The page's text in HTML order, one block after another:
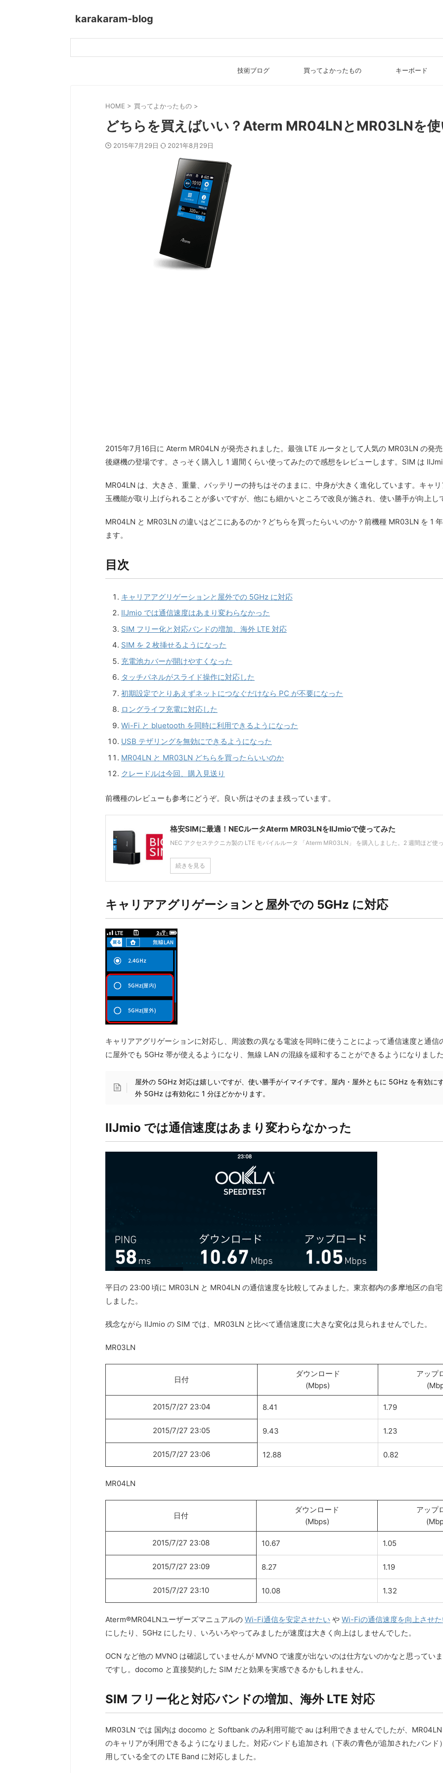
karakaram-blog
技術ブログ 買ってよかったもの キーボード
HOME > 買ってよかったもの >
どちらを買えばいい？Aterm MR04LNとMR03LNを
2015年7月29日 2021年8月29日
2015年7月16日に Aterm MR04LN が発売されました。最強 LTE ルータとして人気の MR03LN の発
後継機の登場です。さっそく購入し 1 週間くらい使ってみたので感想をレビューします。SIM は
MR04LN は、大きさ、重量、バッテリーの持ちはそのままに、中身が大きく進化しています。キャ
玉機能が取り上げられることが多いですが、他にも細かいところで改良が施され、使い勝手が向上し
MR04LN と MR03LN の違いはどこにあるのか？どちらを買ったらいいのか？前機種 MR03LN を 1
ます。
目次
キャリアアグリゲーションと屋外での 5GHz に対応
IIJmio では通信速度はあまり変わらなかった
SIM フリー化と対応バンドの増加、海外 LTE 対応
SIM を 2 枚挿せるようになった
充電池カバーが開けやすくなった
タッチパネルがスライド操作に対応した
初期設定でとりあえずネットにつなぐだけなら PC が不要になった
ロングライフ充電に対応した
Wi-Fi と bluetooth を同時に利用できるようになった
USB テザリングを無効にできるようになった
MR04LN と MR03LN どちらを買ったらいいのか
クレードルは今回、購入見送り
前機種のレビューも参考にどうぞ。良い所はそのまま残っています。
格安SIMに最適！NECルータAterm MR03LNをIIJmioで使ってみた
NEC アクセステクニカ製の LTE モバイルルータ 「Aterm MR03LN」 を購入しました。2 週間ほど使
続きを見る
キャリアアグリゲーションと屋外での 5GHz に対応
キャリアアグリゲーションに対応し、周波数の異なる電波を同時に使うことによって通信速度と通信
に屋外でも 5GHz 帯が使えるようになり、無線 LAN の混線を緩和することができるようになりました
屋外の 5GHz 対応は嬉しいですが、使い勝手がイマイチです。屋内・屋外ともに 5GHz を有効に
外 5GHz は有効化に 1 分ほどかかります。
IIJmio では通信速度はあまり変わらなかった
平日の 23:00 頃に MR03LN と MR04LN の通信速度を比較してみました。東京都内の多摩地区の自
しました。
残念ながら IIJmio の SIM では、MR03LN と比べて通信速度に大きな変化は見られませんでした。
MR03LN
日付
ダウンロード
(Mbps)
アップ
2015/7/27 23:04 8.41 1.79
2015/7/27 23:05 9.43 1.23
2015/7/27 23:06 12.88 0.82
MR04LN
日付
ダウンロード
(Mbps)
アップ
2015/7/27 23:08 10.67 1.05
2015/7/27 23:09 8.27 1.19
2015/7/27 23:10 10.08 1.32
Aterm®MR04LNユーザーズマニュアルの Wi-Fi通信を安定させたい や Wi-Fiの通信速度を向上させ
にしたり、5GHz にしたり、いろいろやってみましたが速度は大きく向上はしませんでした。
OCN など他の MVNO は確認していませんが MVNO で速度が出ないのは仕方ないのかなと思ってい
ですし。docomo と直接契約した SIM だと効果を実感できるかもしれません。
SIM フリー化と対応バンドの増加、海外 LTE 対応
MR03LN では 国内は docomo と Softbank のみ利用可能で au は利用できませんでしたが、
のキャリアが利用できるようになりました。対応バンドも追加され（下表の青色が追加されたバン
用している全ての LTE Band に対応しました。